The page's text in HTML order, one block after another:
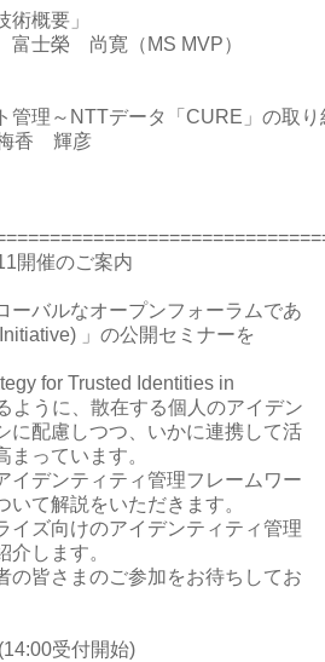
術概要」
士榮 尚寛（MS MVP）
管理～NTTデータ「CURE」の取り
香 輝彦
開催のご案内
ーバルなオープンフォーラムであ
」の公開セミナーを
for Trusted Identities in
ように、散在する個人のアイデン
に配慮しつつ、いかに連携して活
っています。
イデンティティ管理フレームワー
て解説をいただきます。
イズ向けのアイデンティティ管理
します。
の皆さまのご参加をお待ちしてお
受付開始)